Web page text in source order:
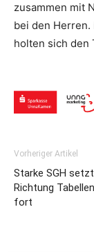
zusammen mit
bei den Herren.
holten sich den
Vorheriger Artikel
Starke SGH
Richtung
fort